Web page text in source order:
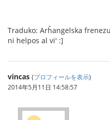
Traduko: Arĥangelska
ni helpos al vi' :]
vincas (プロフィールを表示)
2014年5月11日 14:58:57